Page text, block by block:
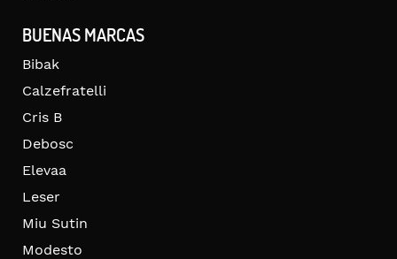
BUENAS MARCAS
Bibak
Calzefratelli
Cris B
Debosc
Elevaa
Leser
Miu Sutin
Modesto